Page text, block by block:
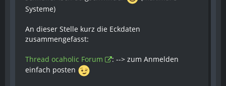
Systeme)
An dieser Stelle kurz die Eckdaten
zusammengefasst:
Thread ocaholic Forum
: --> zum Anmelden
einfach posten